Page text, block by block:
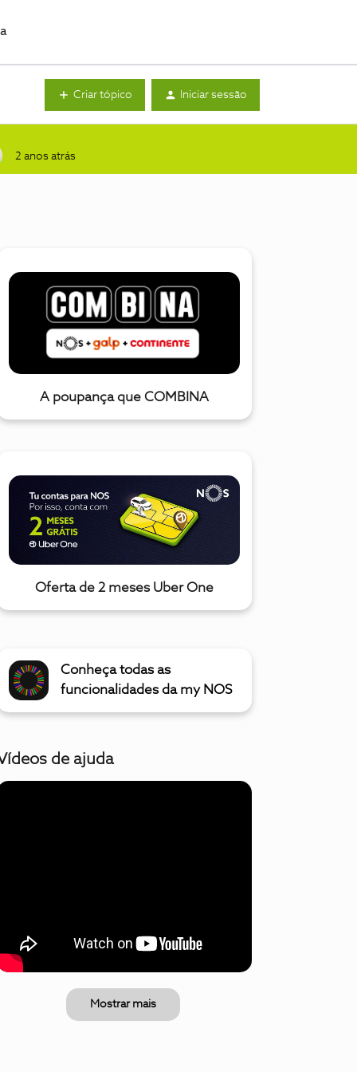
Criar tópico Iniciar sessão
2 anos atrás
A poupança que COMBINA
Oferta de 2 meses Uber One
Conheça todas as
funcionalidades da my NOS
de ajuda
Mostrar mais